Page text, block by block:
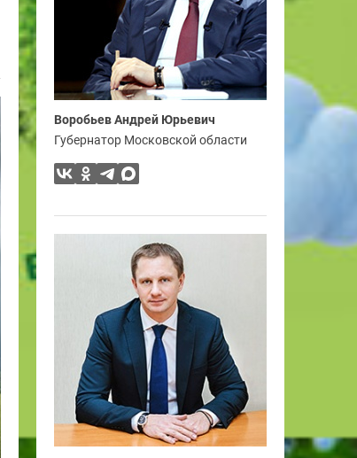
Воробьев Андрей Юрьевич
Губернатор Московской области